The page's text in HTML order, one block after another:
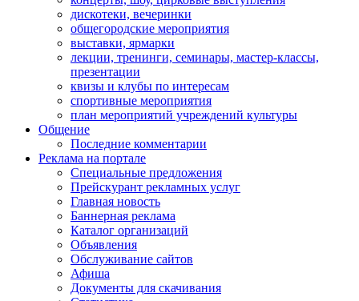
дискотеки, вечеринки
общегородские мероприятия
выставки, ярмарки
лекции, тренинги, семинары, мастер-классы,
презентации
квизы и клубы по интересам
спортивные мероприятия
план мероприятий учреждений культуры
Общение
Последние комментарии
Реклама на портале
Специальные предложения
Прейскурант рекламных услуг
Главная новость
Баннерная реклама
Каталог организаций
Объявления
Обслуживание сайтов
Афиша
Документы для скачивания